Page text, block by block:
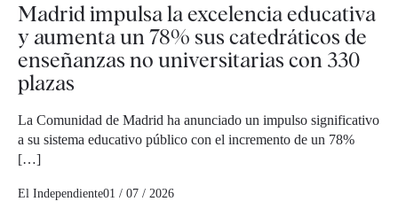
Madrid impulsa la excelencia educativa
y aumenta un 78% sus catedráticos de
enseñanzas no universitarias con 330
plazas
La Comunidad de Madrid ha anunciado un impulso significativo
a su sistema educativo público con el incremento de un 78%
[…]
El Independiente01 / 07 / 2026